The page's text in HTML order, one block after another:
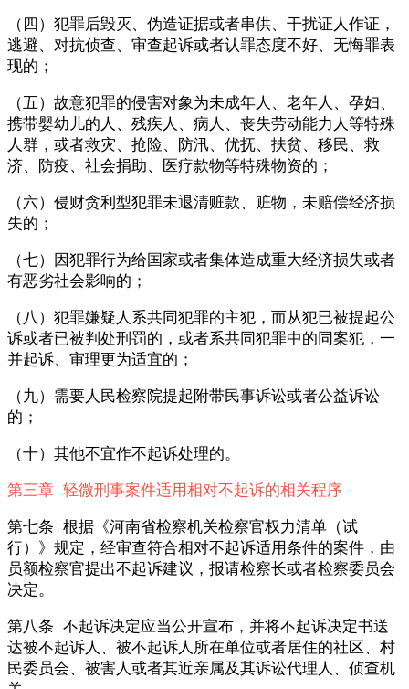
（四）犯罪后毁灭、伪造证据或者串供、干扰证人作证，
逃避、对抗侦查、审查起诉或者认罪态度不好、无悔罪表
现的；
（五）故意犯罪的侵害对象为未成年人、老年人、孕妇、
携带婴幼儿的人、残疾人、病人、丧失劳动能力人等特殊
人群，或者救灾、抢险、防汛、优抚、扶贫、移民、救
济、防疫、社会捐助、医疗款物等特殊物资的；
（六）侵财贪利型犯罪未退清赃款、赃物，未赔偿经济损
失的；
（七）因犯罪行为给国家或者集体造成重大经济损失或者
有恶劣社会影响的；
（八）犯罪嫌疑人系共同犯罪的主犯，而从犯已被提起公
诉或者已被判处刑罚的，或者系共同犯罪中的同案犯，一
并起诉、审理更为适宜的；
（九）需要人民检察院提起附带民事诉讼或者公益诉讼
的；
（十）其他不宜作不起诉处理的。
第三章 轻微刑事案件适用相对不起诉的相关程序
第七条 根据《河南省检察机关检察官权力清单（试
行）》规定，经审查符合相对不起诉适用条件的案件，由
员额检察官提出不起诉建议，报请检察长或者检察委员会
决定。
第八条 不起诉决定应当公开宣布，并将不起诉决定书送
达被不起诉人、被不起诉人所在单位或者居住的社区、村
民委员会、被害人或者其近亲属及其诉讼代理人、侦查机